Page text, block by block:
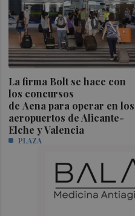
La firma Bolt se hace con
los concursos
de Aena para operar en los
aeropuertos de Alicante-
Elche y Valencia
PLAZA